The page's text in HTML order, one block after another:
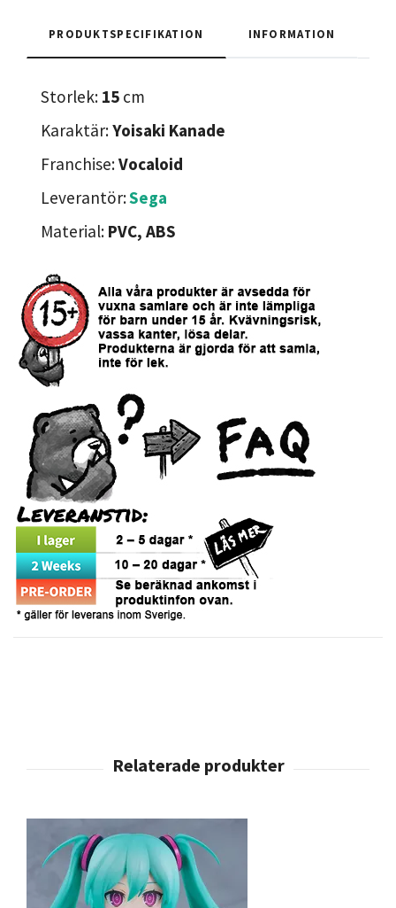
PRODUKTSPECIFIKATION INFORMATION
Storlek: 15 cm
Karaktär:Yoisaki Kanade
Franchise:Vocaloid
Leverantör:Sega
Material: PVC, ABS